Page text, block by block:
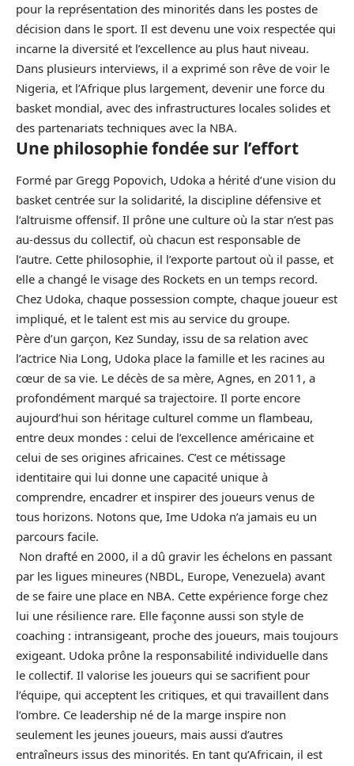
pour la représentation des minorités dans les postes de
décision dans le sport. Il est devenu une voix respectée qui
incarne la diversité et l’excellence au plus haut niveau.
Dans plusieurs interviews, il a exprimé son rêve de voir le
Nigeria, et l’Afrique plus largement, devenir une force du
basket mondial, avec des infrastructures locales solides et
des partenariats techniques avec la NBA.
Une philosophie fondée sur l’effort
Formé par Gregg Popovich, Udoka a hérité d’une vision du
basket centrée sur la solidarité, la discipline défensive et
l’altruisme offensif. Il prône une culture où la star n’est pas
au-dessus du collectif, où chacun est responsable de
l’autre. Cette philosophie, il l’exporte partout où il passe, et
elle a changé le visage des Rockets en un temps record.
Chez Udoka, chaque possession compte, chaque joueur est
impliqué, et le talent est mis au service du groupe.
Père d’un garçon, Kez Sunday, issu de sa relation avec
l’actrice Nia Long, Udoka place la famille et les racines au
cœur de sa vie. Le décès de sa mère, Agnes, en 2011, a
profondément marqué sa trajectoire. Il porte encore
aujourd’hui son héritage culturel comme un flambeau,
entre deux mondes : celui de l’excellence américaine et
celui de ses origines africaines. C’est ce métissage
identitaire qui lui donne une capacité unique à
comprendre, encadrer et inspirer des joueurs venus de
tous horizons. Notons que, Ime Udoka n’a jamais eu un
parcours facile.
Non drafté en 2000, il a dû gravir les échelons en passant
par les ligues mineures (NBDL, Europe, Venezuela) avant
de se faire une place en NBA. Cette expérience forge chez
lui une résilience rare. Elle façonne aussi son style de
coaching : intransigeant, proche des joueurs, mais toujours
exigeant. Udoka prône la responsabilité individuelle dans
le collectif. Il valorise les joueurs qui se sacrifient pour
l’équipe, qui acceptent les critiques, et qui travaillent dans
l’ombre. Ce leadership né de la marge inspire non
seulement les jeunes joueurs, mais aussi d’autres
entraîneurs issus des minorités. En tant qu’Africain, il est